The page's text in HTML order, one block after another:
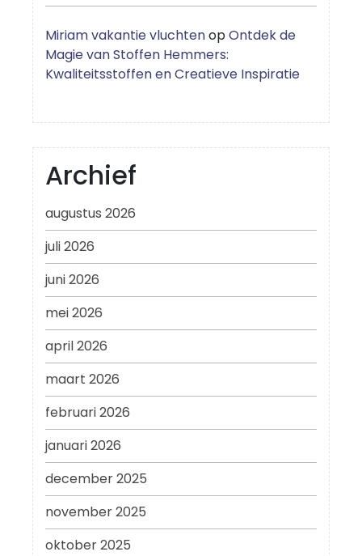
Miriam vakantie vluchtenopOntdek de
Magie van Stoffen Hemmers:
Kwaliteitsstoffen en Creatieve Inspiratie
Archief
augustus 2026
juli 2026
juni 2026
mei 2026
april 2026
maart 2026
februari 2026
januari 2026
december 2025
november 2025
oktober 2025